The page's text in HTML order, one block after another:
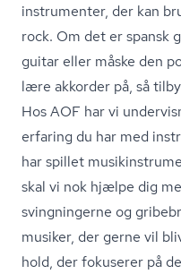
instrumenter, der kan
rock. Om det er spansk
guitar eller måske den
lære akkorder på, så
Hos AOF har vi
erfaring du har med
har spillet
skal vi nok hjælpe dig
svingningerne og
musiker, der gerne vil
hold, der fokuserer på